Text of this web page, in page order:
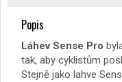
Popis
Láhev Sense Pro
tak, aby cyklistům
Stejně jako lahve